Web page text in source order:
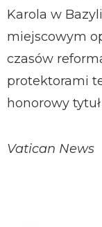
Karola w
miejscowym
czasów
protektorami
honorowy
Vatican News